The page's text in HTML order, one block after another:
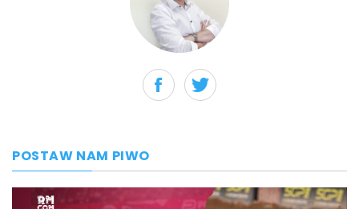
POSTAW NAM PIWO